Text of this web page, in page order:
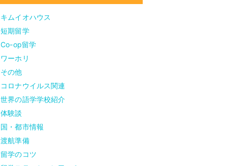
キムイオハウス
短期留学
Co-op留学
ワーホリ
その他
コロナウイルス関連
世界の語学学校紹介
体験談
国・都市情報
渡航準備
留学のコツ